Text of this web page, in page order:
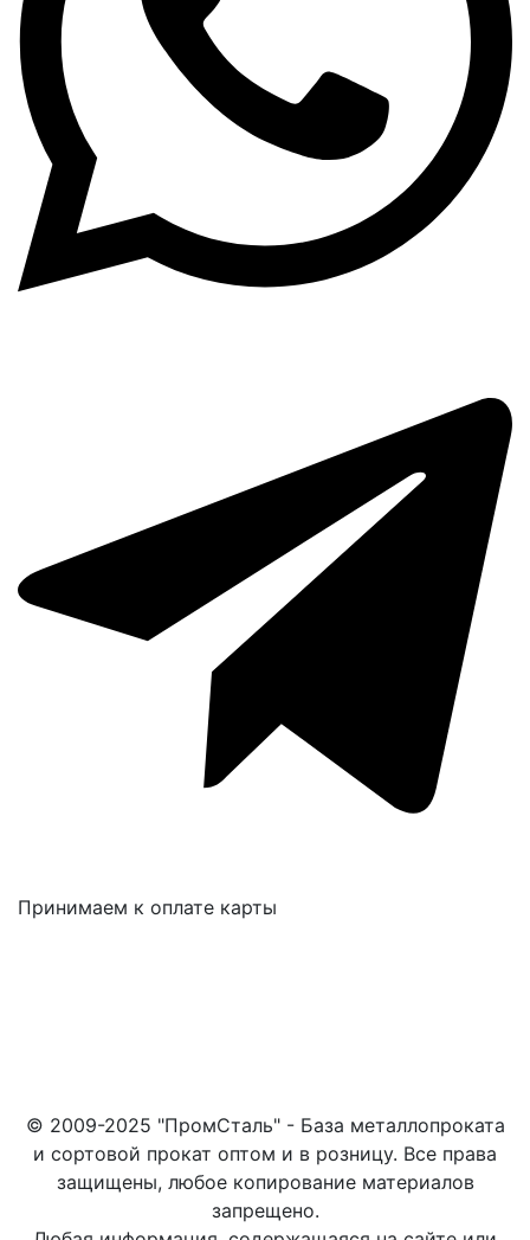
Принимаем к оплате карты
© 2009-2025 "ПромСталь" - База металлопроката
и сортовой прокат оптом и в розницу. Все права
защищены, любое копирование материалов
запрещено.